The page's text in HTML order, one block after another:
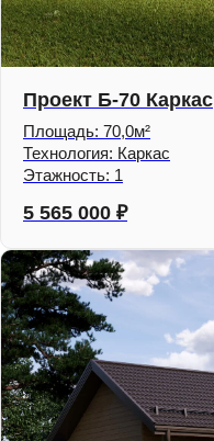
Проект Б-70 Каркас
Площадь: 70,0м²
Технология: Каркас
Этажность: 1
5 565 000 ₽